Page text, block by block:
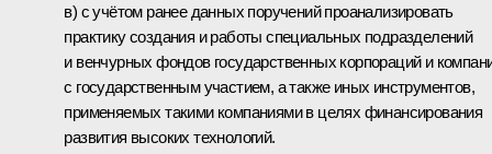
в) с учётом ранее данных поручений проанализировать
практику создания и работы специальных подразделений
и венчурных фондов государственных корпораций и
с государственным участием, а также иных инструментов,
применяемых такими компаниями в целях финансирования
развития высоких технологий.